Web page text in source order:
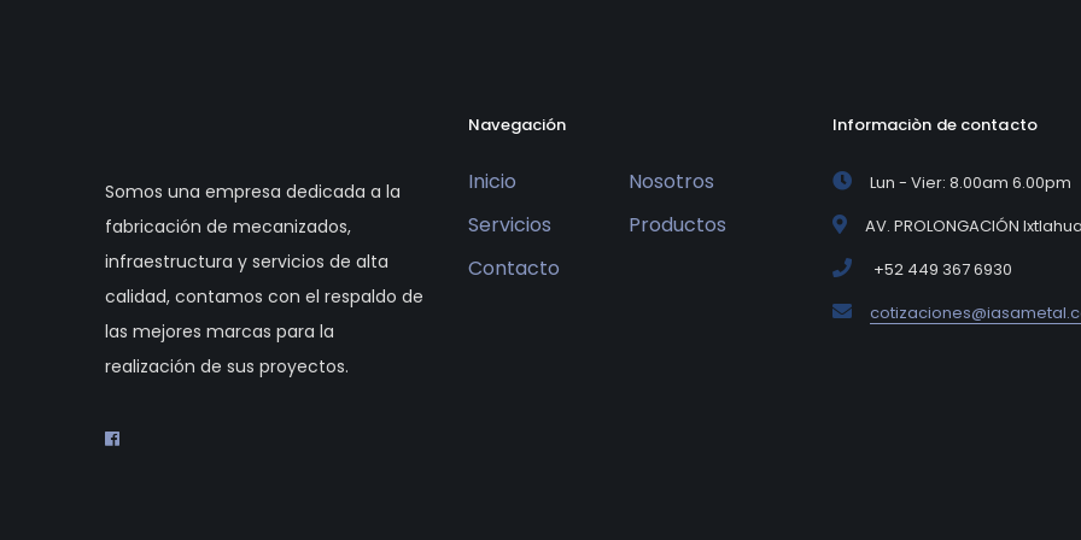
Somos una empresa dedicada a la
fabricación de mecanizados,
infraestructura y servicios de alta
calidad, contamos con el respaldo de
las mejores marcas para la
realización de sus proyectos.
Navegación
Inicio
Nosotros
Servicios
Productos
Contacto
Informaciòn de contacto
Lun - Vier: 8.00am 6.00pm
AV. PROLONGACIÓN
+52 449 367 6930